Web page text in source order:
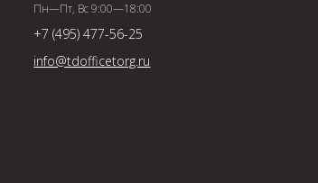
Пн—Пт, Вс 9:00—18:00
+7 (495) 477-56-25
info@tdofficetorg.ru